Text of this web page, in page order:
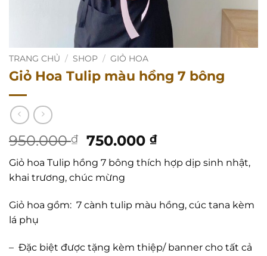
TRANG CHỦ / SHOP / GIỎ HOA
Giỏ Hoa Tulip màu hồng 7 bông
950.000₫
Giá
gốc
là:
950.000 ₫.
750.000₫Giá
hiện
tại
750.000 ₫.
Giỏ hoa Tulip hồng 7 bông thích hợp dịp sinh nhật,
khai trương, chúc mừng
Giỏ hoa gồm: 7 cành tulip màu hồng, cúc tana kèm
lá phụ
– Đặc biệt được tặng kèm thiệp/ banner cho tất cả